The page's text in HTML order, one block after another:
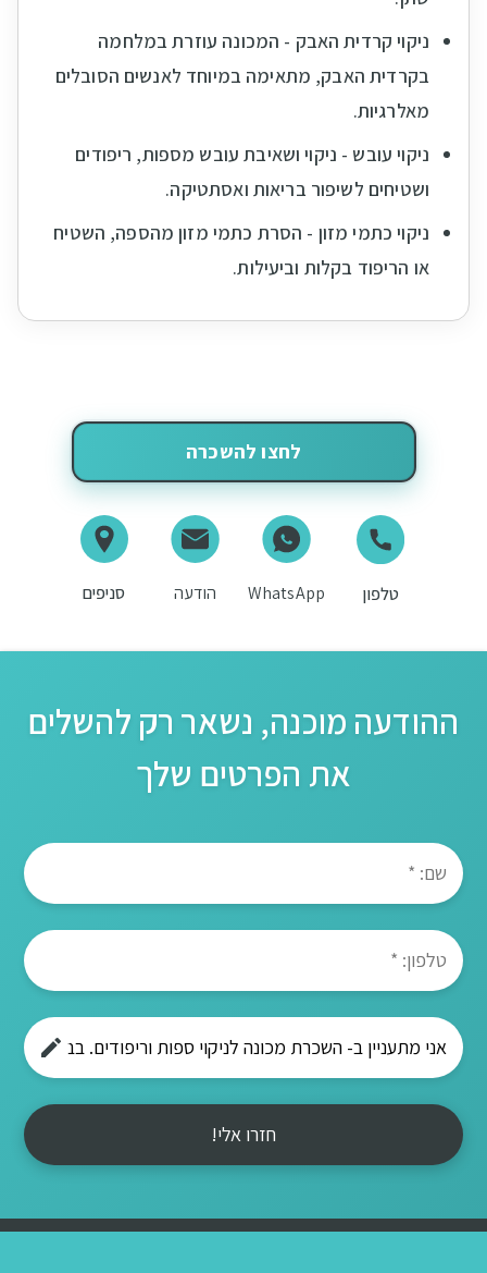
ניקוי קרדית האבק - המכונה עוזרת במלחמה
בקרדית האבק, מתאימה במיוחד לאנשים הסובלים
מאלרגיות.
ניקוי עובש - ניקוי ושאיבת עובש מספות, ריפודים
ושטיחים לשיפור בריאות ואסתטיקה.
ניקוי כתמי מזון - הסרת כתמי מזון מהספה, השטיח
או הריפוד בקלות וביעילות.
לחצו להשכרה
טלפון WhatsApp הודעה סניפים
ההודעה מוכנה, נשאר רק להשלים
את הפרטים שלך
חזרו אלי!